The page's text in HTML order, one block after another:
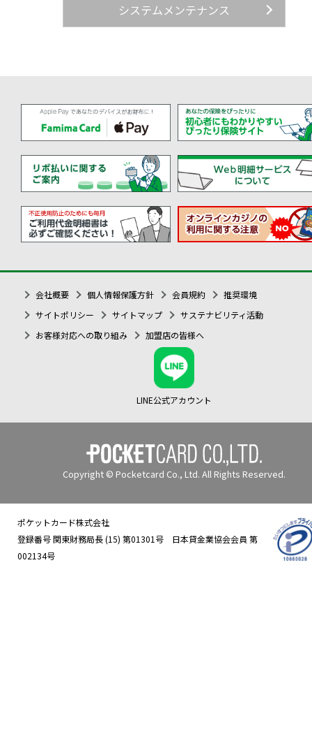
システムメンテナンス
会社概要 個人情報保護方針 会員規約
推奨環境
サイトポリシー
サイトマップ
サステナビリティ活動
お客様対応への取り組み
加盟店の皆様へ
LINE公式アカウント
Copyright © Pocketcard Co., Ltd. All Rights Reserved.
ポケットカード株式会社
登録番号 関東財務局長 (15) 第01301号 日本貸金業協会会員 第
002134号